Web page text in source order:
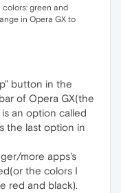
colors: green and
in Opera GX to
button in the
of Opera GX(the
an option called
the last option in
more apps's
the colors I
red and black).